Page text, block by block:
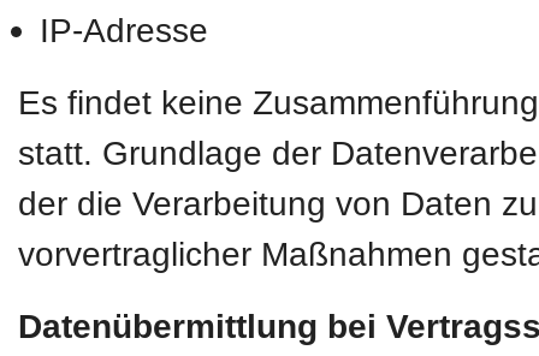
IP-Adresse
Es findet keine
statt. Grundlage der
der die Verarbeitung von Daten
vorvertraglicher Maßnahmen
Datenübermittlung bei